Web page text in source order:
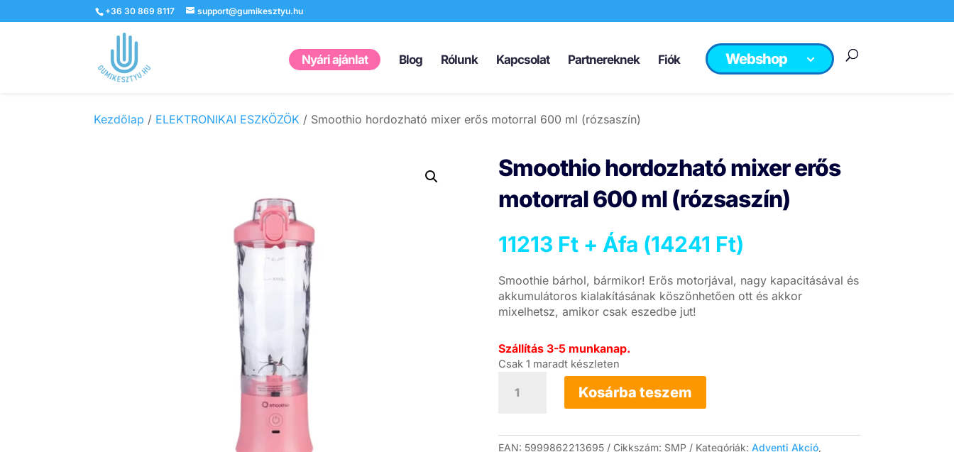
+36 30 869 8117 support@gumikesztyu.hu
Nyári ajánlat Blog Rólunk Kapcsolat Partnereknek Fiók Webshop
Kezdőlap / ELEKTRONIKAI ESZKÖZÖK / Smoothio hordozható mixer erős motorral 600 ml (rózsaszín)
Smoothio hordozható mixer erős
motorral 600 ml (rózsaszín)
11213 Ft + Áfa (14241 Ft)
Smoothie bárhol, bármikor! Erős motorjával, nagy kapacitásával és
akkumulátoros kialakításának köszönhetően ott és akkor
mixelhetsz, amikor csak eszedbe jut!
Szállítás 3-5 munkanap.
Csak 1 maradt készleten
hordozható
600
Kosárba teszem
EAN: 5999862213695 Cikkszám: SMP Kategóriák: Adventi Akció,